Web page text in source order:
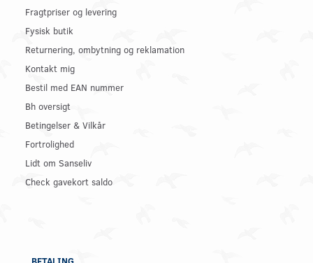
Fragtpriser og levering
Fysisk butik
Returnering, ombytning og reklamation
Kontakt mig
Bestil med EAN nummer
Bh oversigt
Betingelser & Vilkår
Fortrolighed
Lidt om Sanseliv
Check gavekort saldo